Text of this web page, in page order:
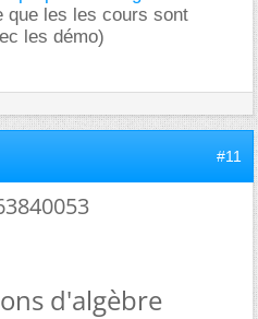
que les les cours sont
les démo)
#11
d'algèbre